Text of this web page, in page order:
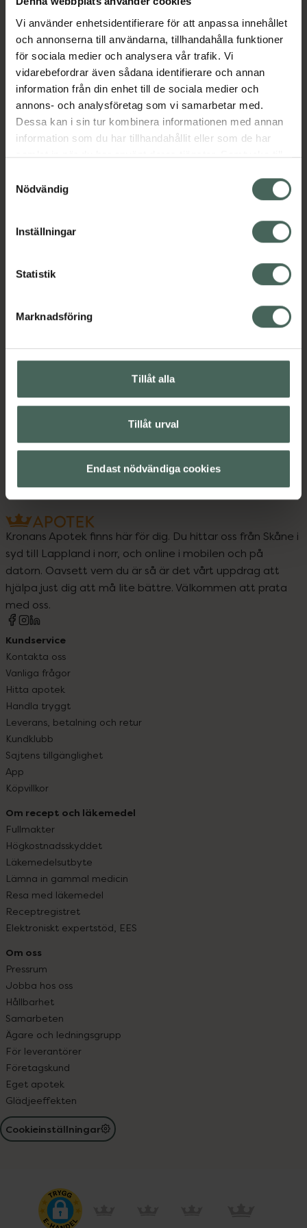
Vi använder enhetsidentifierare för att anpassa innehållet
och annonserna till användarna, tillhandahålla funktioner
för sociala medier och analysera vår trafik. Vi
vidarebefordrar även sådana identifierare och annan
information från din enhet till de sociala medier och
annons- och analysföretag som vi samarbetar med.
Dessa kan i sin tur kombinera informationen med annan
information som du har tillhandahållit eller som de har
samlat in när du har använt deras tjänster. Samtycke till
återkalla ditt samtycke via webbplatsens
cookieinställningar. Ett återkallat samtycke påverkar inte
lagligheten av behandling som skett innan återkallelsen.
Nödvändig
Inställningar
Statistik
Marknadsföring
Tillåt alla
Tillåt urval
Endast nödvändiga cookies
FR-BIO-16
Womensyncs Female Cycle Infusion är ett
örtte som innehåller en unik blandning av
hallonblad, brännässla, damascenerros och
rödklöver. Ett ekologiskt örtte med smak av
ros som passar varje dag i din menscykel. –
Ekologiskt – Naturligt koffeinfritt .
Jämförpris 2,98 kr /g
EAN:07350132280089
Kategorier:
Te och kaffe
Innehåll Visa
Instruktioner Visa
Mellanmål och snacks
Te och kaffe
Kronans Apotek finns här för dig. Du hittar oss från Skåne i
syd till Lappland i norr, och online i mobilen och på
datorn. Oavsett vem du är så är det vårt uppdrag att
hjälpa just dig att må lite bättre. Välkommen att prata
med oss.
Kundservice
Kontakta oss
Vanliga frågor
Hitta apotek
Handla tryggt
Leverans, betalning och retur
Kundklubb
Sajtens tillgänglighet
App
Köpvillkor
Om recept och läkemedel
Fullmakter
Högkostnadsskyddet
Läkemedelsutbyte
Lämna in gammal medicin
Resa med läkemedel
Receptregistret
Elektroniskt expertstöd, EES
Om oss
Pressrum
Jobba hos oss
Hållbarhet
Samarbeten
Ägare och ledningsgrupp
För leverantörer
Företagskund
Eget apotek
Glädjeeffekten
Cookieinställningar